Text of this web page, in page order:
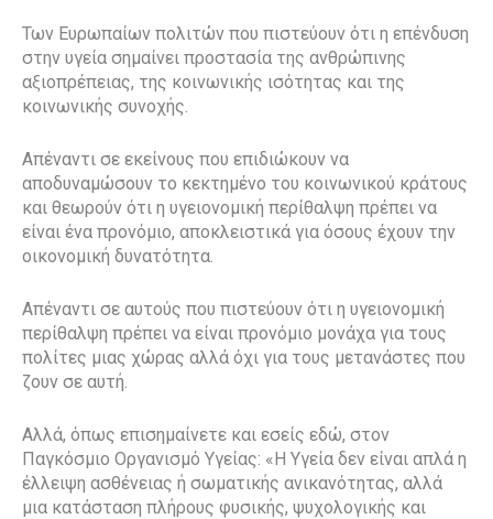
Των Ευρωπαίων πολιτών που πιστεύουν ότι η επένδυση
στην υγεία σημαίνει προστασία της ανθρώπινης
αξιοπρέπειας, της κοινωνικής ισότητας και της
κοινωνικής συνοχής.
Απέναντι σε εκείνους που επιδιώκουν να
αποδυναμώσουν το κεκτημένο του κοινωνικού κράτους
και θεωρούν ότι η υγειονομική περίθαλψη πρέπει να
είναι ένα προνόμιο, αποκλειστικά για όσους έχουν την
οικονομική δυνατότητα.
Απέναντι σε αυτούς που πιστεύουν ότι η υγειονομική
περίθαλψη πρέπει να είναι προνόμιο μονάχα για τους
πολίτες μιας χώρας αλλά όχι για τους μετανάστες που
ζουν σε αυτή.
Αλλά, όπως επισημαίνετε και εσείς εδώ, στον
Παγκόσμιο Οργανισμό Υγείας: «Η Υγεία δεν είναι απλά η
έλλειψη ασθένειας ή σωματικής ανικανότητας, αλλά
μια κατάσταση πλήρους φυσικής, ψυχολογικής και